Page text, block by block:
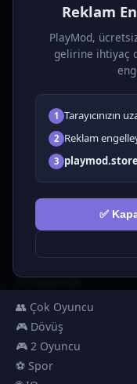
Reklam
PlayMod,
gelirine ihtiyaç
1 Tarayıcınızın
2 Reklam
3
✅
Ücretsiz online
Tüm Oyunlar
🗺️ Macera
🧩 Bulmacalar
🎮 Tıklayıcı
💅 Kızlar
🕹️ Arcade
🎮 Hypercasual
🎮 Erkekler
🎯 Nişancılık
👥 Çok Oyuncu
🎮 Dövüş
🎮 2 Oyuncu
⚽ Spor